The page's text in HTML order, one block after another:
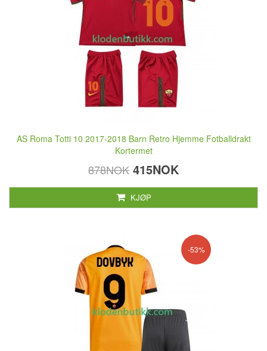
AS Roma Totti 10 2017-2018 Barn Retro Hjemme Fotballdrakt
Kortermet
878NOK 415NOK
KJØP
-53%